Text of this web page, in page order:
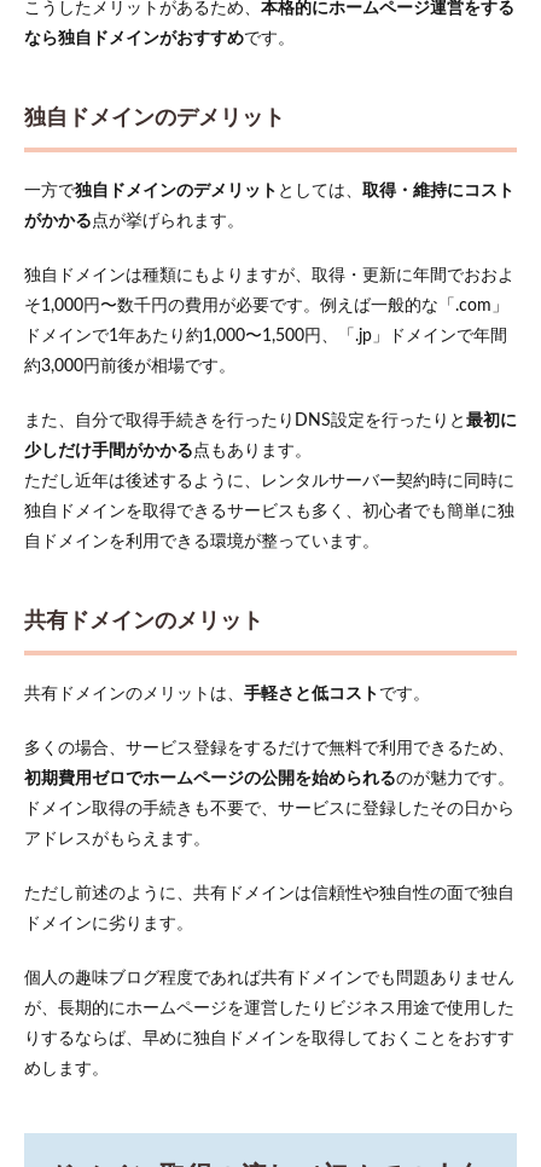
こうしたメリットがあるため、 本格的にホームページ運営をする
なら独自ドメインがおすすめです。
独自ドメインのデメリット
一方で独自ドメインのデメリット としては、 取得・維持にコスト
がかかる 点が挙げられます。
独自ドメインは種類にもよりますが、取得・更新に年間でおおよ
そ1,000円〜数千円の費用が必要です。例えば一般的な「.com」
ドメインで1年あたり約1,000〜1,500円、「.jp」ドメインで年間
約3,000円前後が相場です。
また、自分で取得手続きを行ったりDNS設定を行ったりと 最初に
少しだけ手間がかかる 点もあります。
ただし近年は後述するように、レンタルサーバー契約時に同時に
独自ドメインを取得できるサービスも多く、初心者でも簡単に独
自ドメインを利用できる環境が整っています。
共有ドメインのメリット
共有ドメインのメリットは、 手軽さと低コスト です。
多くの場合、サービス登録をするだけで無料で利用できるため、
初期費用ゼロでホームページの公開を始められるのが魅力です。
ドメイン取得の手続きも不要で、サービスに登録したその日から
アドレスがもらえます。
ただし前述のように、共有ドメインは信頼性や独自性の面で独自
ドメインに劣ります。
個人の趣味ブログ程度であれば共有ドメインでも問題ありません
が、長期的にホームページを運営したりビジネス用途で使用した
りするならば、早めに独自ドメインを取得しておくことをおすす
めします。